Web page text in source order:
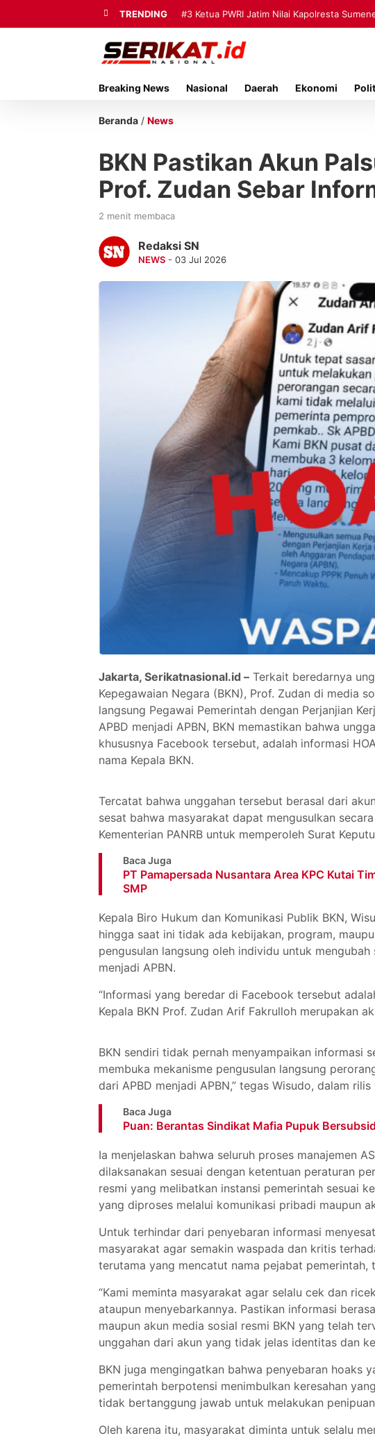
TRENDING #3 Ketua PWRI Jatim Nilai Kapolresta
Breaking News Nasional Daerah Ekonomi
Beranda / News
BKN Pastikan Akun
Prof. Zudan Sebar
2 menit membaca
Redaksi SN
NEWS - 03 Jul 2026
Jakarta, Serikatnasional.id – Terkait beredarnya
Kepegawaian Negara (BKN), Prof. Zudan di media
langsung Pegawai Pemerintah dengan Perjanjian
APBD menjadi APBN, BKN memastikan bahwa
khususnya Facebook tersebut, adalah informasi
nama Kepala BKN.
Tercatat bahwa unggahan tersebut berasal dari
sesat bahwa masyarakat dapat mengusulkan
Kementerian PANRB untuk memperoleh Surat
Baca Juga
PT Pamapersada Nusantara Area KPC Kutai
SMP
Kepala Biro Hukum dan Komunikasi Publik BKN,
hingga saat ini tidak ada kebijakan, program,
pengusulan langsung oleh individu untuk mengubah
menjadi APBN.
“Informasi yang beredar di Facebook tersebut
Kepala BKN Prof. Zudan Arif Fakrulloh merupakan
BKN sendiri tidak pernah menyampaikan informasi
membuka mekanisme pengusulan langsung
dari APBD menjadi APBN,” tegas Wisudo, dalam
Baca Juga
Puan: Berantas Sindikat Mafia Pupuk
Ia menjelaskan bahwa seluruh proses manajemen
dilaksanakan sesuai dengan ketentuan peraturan
resmi yang melibatkan instansi pemerintah sesuai
yang diproses melalui komunikasi pribadi maupun
Untuk terhindar dari penyebaran informasi
masyarakat agar semakin waspada dan kritis
terutama yang mencatut nama pejabat pemerintah,
“Kami meminta masyarakat agar selalu cek dan
ataupun menyebarkannya. Pastikan informasi
maupun akun media sosial resmi BKN yang telah
unggahan dari akun yang tidak jelas identitas dan
BKN juga mengingatkan bahwa penyebaran hoaks
pemerintah berpotensi menimbulkan keresahan
tidak bertanggung jawab untuk melakukan
Oleh karena itu, masyarakat diminta untuk selalu